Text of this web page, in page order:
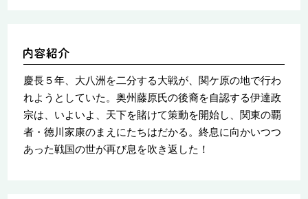
慶長５年、大八洲を二分する大戦が、関ケ原の地で行わ
れようとしていた。奥州藤原氏の後裔を自認する伊達政
宗は、いよいよ、天下を賭けて策動を開始し、関東の覇
者・徳川家康のまえにたちはだかる。終息に向かいつつ
あった戦国の世が再び息を吹き返した！